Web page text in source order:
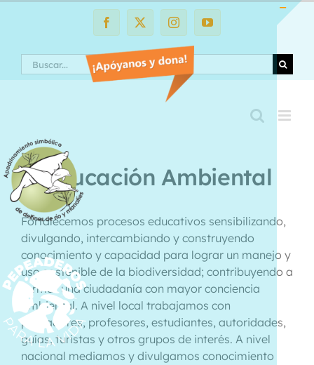
Facebook
X InstagramYouTube
Search
Educación Ambiental
Fortalecemos procesos educativos sensibilizando,
divulgando, intercambiando y construyendo
conocimiento y capacidad para lograr un manejo y
uso sostenible de la biodiversidad; contribuyendo a
formar una ciudadanía con mayor conciencia
ambiental. A nivel local trabajamos con
pescadores, profesores, estudiantes, autoridades,
guías, turistas y otros grupos de interés. A nivel
nacional mediamos y divulgamos conocimiento
Bar
Area